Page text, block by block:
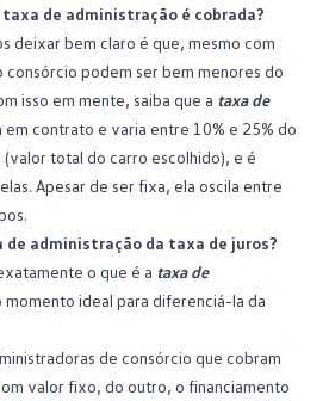
de administração é cobrada?
deixar bem claro é que, mesmo com
consórcio podem ser bem menores do
isso em mente, saiba que a taxa de
em contrato e varia entre 10% e 25% do
total do carro escolhido), e é
. Apesar de ser fixa, ela oscila entre
de administração da taxa de juros?
o que é a taxa de
momento ideal para diferenciá-la da
de consórcio que cobram
valor fixo, do outro, o financiamento